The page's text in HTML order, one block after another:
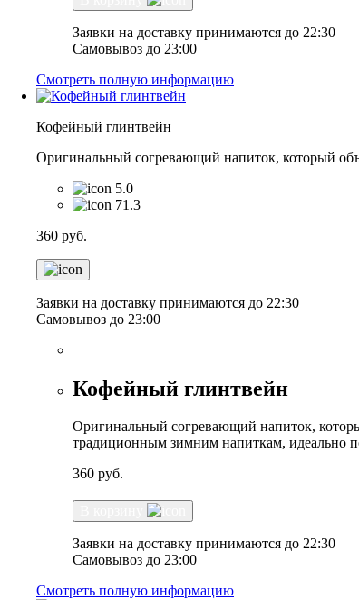
Заявки на доставку принимаются до 22:30
Самовывоз до 23:00
Смотреть полную информацию
Кофейный глинтвейн
Оригинальный согревающий напиток, который
5.0
71.3
360 руб.
Заявки на доставку принимаются до 22:30
Самовывоз до 23:00
Кофейный глинтвейн
Оригинальный согревающий напиток,
традиционным зимним напиткам, идеально
360 руб.
Заявки на доставку принимаются до 22:30
Самовывоз до 23:00
Смотреть полную информацию